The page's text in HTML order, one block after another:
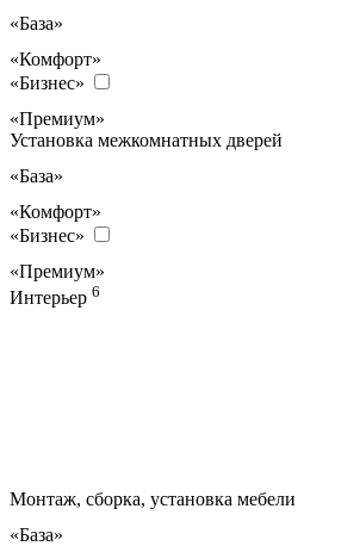
«База»
«Комфорт»
«Бизнес»
«Премиум»
Установка межкомнатных дверей
«База»
«Комфорт»
«Бизнес»
«Премиум»
Интерьер 6
Монтаж, сборка, установка мебели
«База»